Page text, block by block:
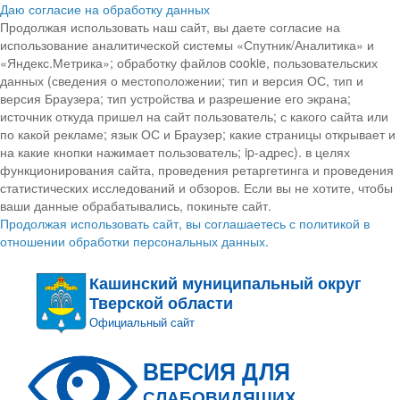
Даю согласие на обработку данных
Продолжая использовать наш сайт, вы даете согласие на
использование аналитической системы «Спутник/Аналитика» и
«Яндекс.Метрика»; обработку файлов cookie, пользовательских
данных (сведения о местоположении; тип и версия ОС, тип и
версия Браузера; тип устройства и разрешение его экрана;
источник откуда пришел на сайт пользователь; с какого сайта или
по какой рекламе; язык ОС и Браузер; какие страницы открывает и
на какие кнопки нажимает пользователь; ip-адрес). в целях
функционирования сайта, проведения ретаргетинга и проведения
статистических исследований и обзоров. Если вы не хотите, чтобы
ваши данные обрабатывались, покиньте сайт.
Продолжая использовать сайт, вы соглашаетесь с политикой в
отношении обработки персональных данных.